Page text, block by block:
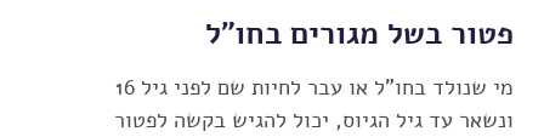
פטור בשל מגורים בחו"ל
מי שנולד בחו"ל או עבר לחיות שם לפני גיל 16
ונשאר עד גיל הגיוס, יכול להגיש בקשה לפטור